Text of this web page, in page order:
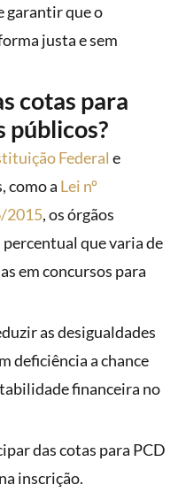
garantir que o
justa e sem
cotas para
públicos?
Federal e
como a Lei nº
2015, os órgãos
que varia de
em concursos para
as desigualdades
deficiência a chance
financeira no
das cotas para PCD
inscrição.